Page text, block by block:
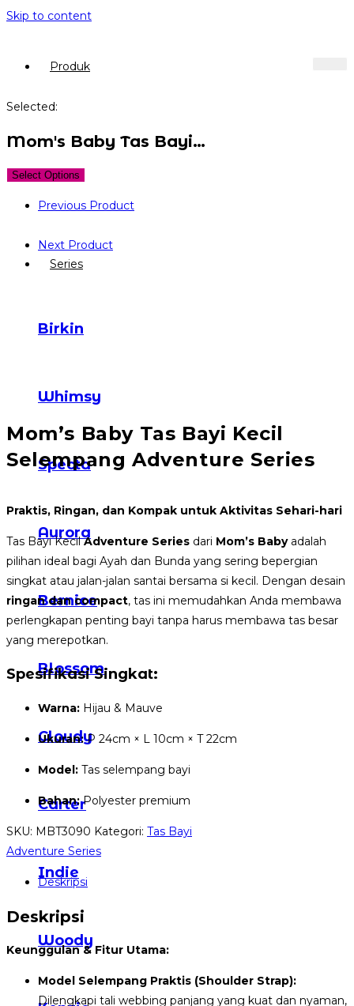
Skip to content
Produk
Series
Birkin
Whimsy
Specta
Aurora
Bernice
Blossom
Cloudy
Carter
Indie
Woody
Selected:
Mom's Baby Tas Bayi…
Select Options
Previous Product
Next Product
Mom’s Baby Tas Bayi Kecil
Selempang Adventure Series
Praktis, Ringan, dan Kompak untuk Aktivitas Sehari-hari
Tas Bayi KecilAdventure Series dari Mom’s Babyadalah
pilihan ideal bagi Ayah dan Bunda yang sering bepergian
singkat atau jalan-jalan santai bersama si kecil. Dengan desain
ringan dan compact, tas ini memudahkan Anda membawa
perlengkapan penting bayi tanpa harus membawa tas besar
yang merepotkan.
Spesifikasi Singkat:
Warna: Hijau & Mauve
Ukuran:P 24cm × L 10cm × T 22cm
Model: Tas selempang bayi
Bahan:Polyester premium
SKU: MBT3090 Kategori: Tas Bayi
Adventure Series
Deskripsi
Deskripsi
Keunggulan & Fitur Utama:
Model Selempang Praktis (Shoulder Strap):
Dilengkapi tali webbing panjang yang kuat dan nyaman,